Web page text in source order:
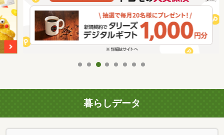
暮らしデータ